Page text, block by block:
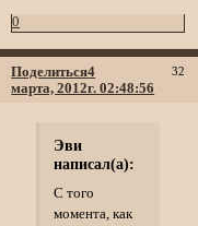
0
Поделиться 32
4
марта, 2012г. 02:48:56
Эви
написал(а):
С того
момента, как